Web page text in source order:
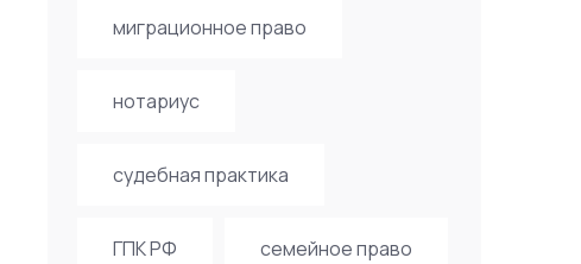
миграционное право
нотариус
судебная практика
ГПК РФ семейное право